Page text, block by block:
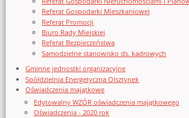
Referat Gospodarki Mieszkaniowej
Referat Promocji
Biuro Rady Miejskiej
Referat Bezpieczeństwa
Samodzielne stanowisko ds. kadrowych
Gminne jednostki organizacyjne
Spółdzielnia Energetyczna Olsztynek
Oświadczenia majątkowe
Edytowalny WZÓR oświadczenia majątkowego
Oświadczenia - 2020 rok